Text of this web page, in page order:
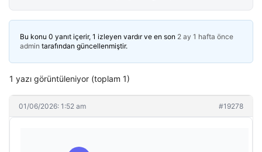
Bu konu 0 yanıt içerir, 1 izleyen vardır ve en son 2 ay 1 hafta önce
admin tarafından güncellenmiştir.
1 yazı görüntüleniyor (toplam 1)
01/06/2026: 1:52 am #19278